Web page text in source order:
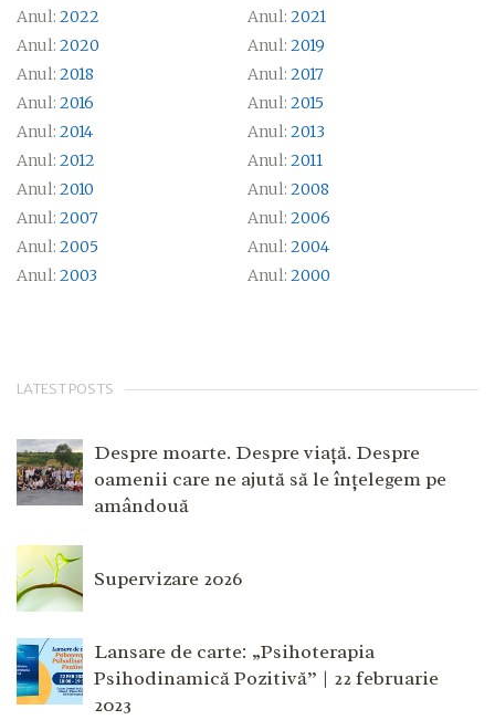
Anul: 2022 Anul: 2021
Anul: 2020 Anul: 2019
Anul: 2018 Anul: 2017
Anul: 2016 Anul: 2015
Anul: 2014 Anul: 2013
Anul: 2012 Anul: 2011
Anul: 2010 Anul: 2008
Anul: 2007 Anul: 2006
Anul: 2005 Anul: 2004
Anul: 2003 Anul: 2000
LATEST POSTS
Despre moarte. Despre viață. Despre
oamenii care ne ajută să le înțelegem pe
amândouă
Supervizare 2026
Lansare de carte: „Psihoterapia
Psihodinamică Pozitivă” | 22 februarie
2023